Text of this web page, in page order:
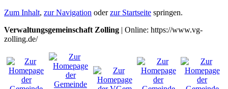
Zum Inhalt, zur Navigation oderzur Startseite springen.
Verwaltungsgemeinschaft Zolling | Online: https://www.vg-
zolling.de/